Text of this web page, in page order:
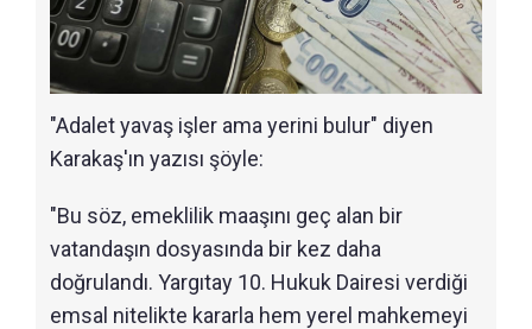
"Adalet yavaş işler ama yerini bulur" diyen
Karakaş'ın yazısı şöyle:
"Bu söz, emeklilik maaşını geç alan bir
vatandaşın dosyasında bir kez daha
doğrulandı. Yargıtay 10. Hukuk Dairesi verdiği
emsal nitelikte kararla hem yerel mahkemeyi